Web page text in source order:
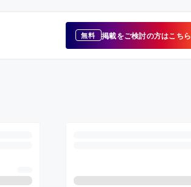
無料 掲載をご検討の方はこちら